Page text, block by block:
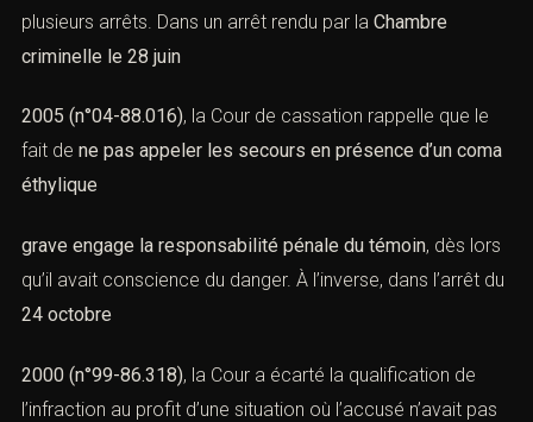
plusieurs arrêts. Dans un arrêt rendu par la Chambre
criminelle le 28 juin
2005 (n°04-88.016), la Cour de cassation rappelle que le
fait de ne pas appeler les secours en présence d’un coma
éthylique
grave engage la responsabilité pénale du témoin, dès lors
qu’il avait conscience du danger. À l’inverse, dans l’arrêt du
24 octobre
2000 (n°99-86.318), la Cour a écarté la qualification de
l’infraction au profit d’une situation où l’accusé n’avait pas